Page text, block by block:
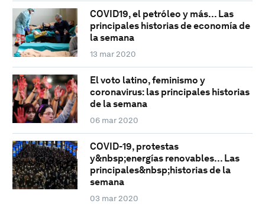
COVID19, el petróleo y más... Las
principales historias de economía de
la semana
13 mar 2020
El voto latino, feminismo y
coronavirus: las principales historias
de la semana
06 mar 2020
COVID-19, protestas
y&nbsp;energías renovables... Las
principales&nbsp;historias de la
semana
03 mar 2020